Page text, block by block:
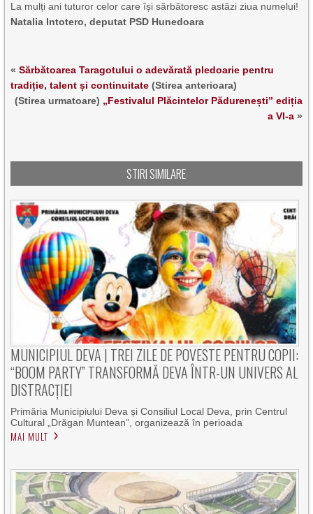
La mulți ani tuturor celor care își sărbătoresc astăzi ziua numelui!
Natalia Intotero, deputat PSD Hunedoara
«Sărbătoarea Taragotului o adevărată pledoarie pentru
tradiție, talent și continuitate (Stirea anterioara)
(Stirea urmatoare) „Festivalul Plăcintelor Pădurenești” ediția
a VI-a»
STIRI SIMILARE
MUNICIPIUL DEVA | TREI ZILE DE POVESTE PENTRU COPII:
“BOOM PARTY” TRANSFORMĂ DEVA ÎNTR-UN UNIVERS AL
DISTRACȚIEI
Primăria Municipiului Deva și Consiliul Local Deva, prin Centrul
Cultural „Drăgan Muntean”, organizează în perioada
MAI MULT